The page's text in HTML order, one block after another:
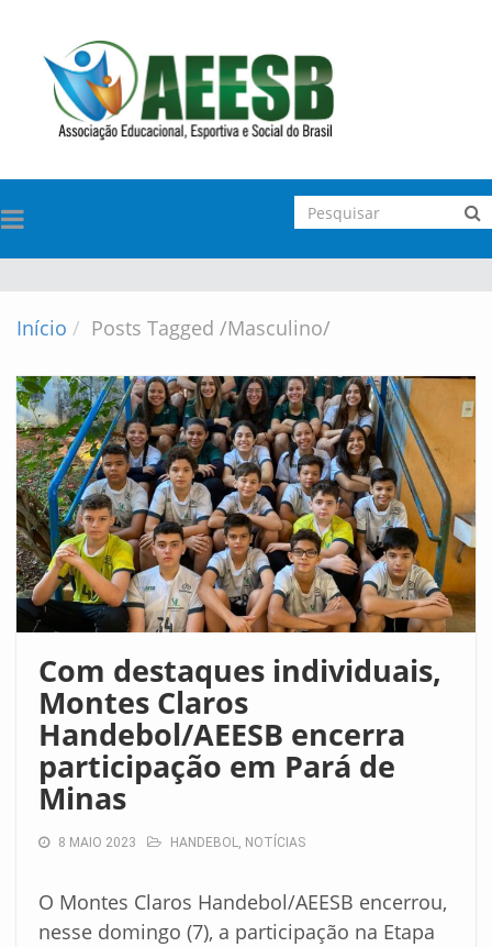
TOGGLE
NAVIGATION
Início Posts Tagged /Masculino/
Com destaques individuais,
Montes Claros
Handebol/AEESB encerra
participação em Pará de
Minas
8 MAIO 2023 HANDEBOL, NOTÍCIAS
O Montes Claros Handebol/AEESB encerrou,
nesse domingo (7), a participação na Etapa